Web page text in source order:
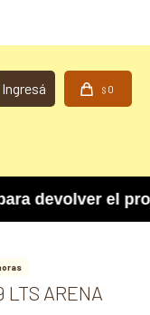
$ 0
el
LTS ARENA